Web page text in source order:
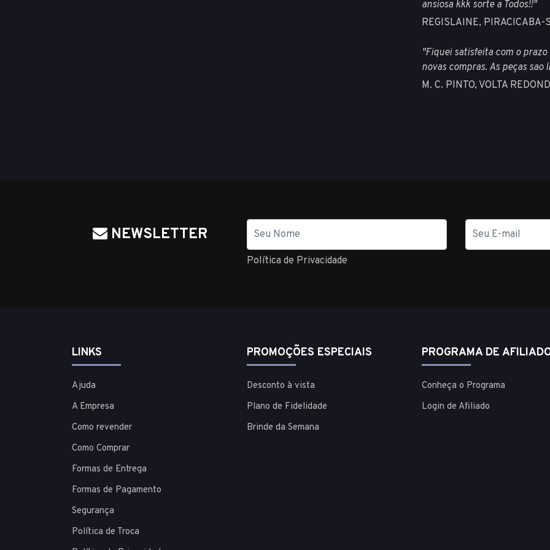
ansiosa kkk sorte a Todos!!"
REGISLAINE, PIRACICABA-
"Fiquei satisfeita com o
novas compras. As peças
M. C. PINTO, VOLTA
NEWSLETTER Nome
E-
mail
Política de Privacidade
LINKS
Ajuda
A Empresa
Como revender
Como Comprar
Formas de Entrega
Formas de Pagamento
Segurança
Política de Troca
PROMOÇÕES ESPECIAIS
Desconto à vista
Plano de Fidelidade
Brinde da Semana
PROGRAMA DE
Conheça o Programa
Login de Afiliado